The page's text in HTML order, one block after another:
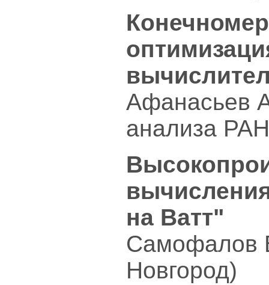
Афанасьев
анализа
на Ватт"
Самофалов
Новгород)